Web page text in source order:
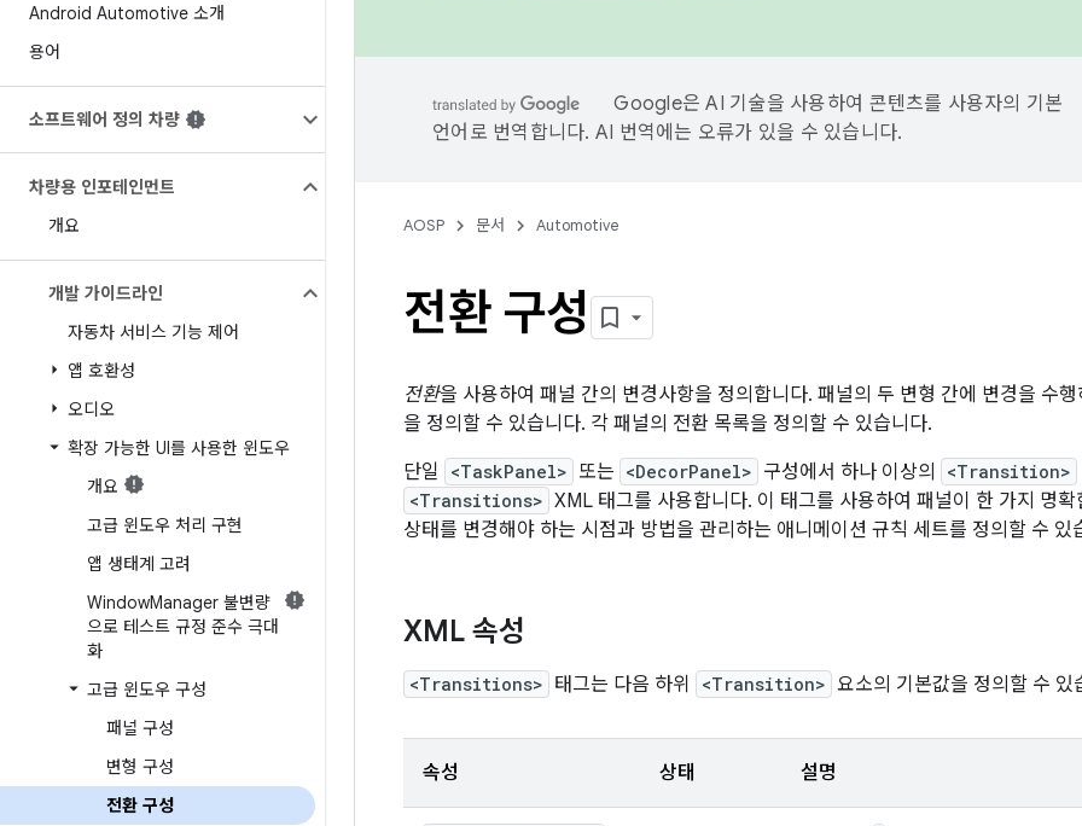
Android Automotive 소개
용어
소프트웨어 정의 차량
차량용 인포테인먼트
개요
개발 가이드라인
자동차 서비스 기능 제어
앱 호환성
오디오
확장 가능한 UI를 사용한 윈도우
개요
고급 윈도우 처리 구현
앱 생태계 고려
WindowManager 불변량
으로 테스트 규정 준수 극대
화
고급 윈도우 구성
패널 구성
변형 구성
전환 구성
Google은 AI 기술을 사용하여 콘텐츠를 사용자의 기본
언어로 번역합니다. AI 번역에는 오류가 있을 수 있습니다.
AOSP 문서 Automotive
전환 구성
전환을 사용하여 패널 간의 변경사항을 정의합니다. 패널의 두 변형 간에 변경을 수
을 정의할 수 있습니다. 각 패널의 전환 목록을 정의할 수 있습니다.
단일
<TaskPanel> 또는 <DecorPanel> 구성에서 하나 이상의 <Transition>
<Transitions> XML 태그를 사용합니다. 이 태그를 사용하여 패널이 한 가지 명
상태를 변경해야 하는 시점과 방법을 관리하는 애니메이션 규칙 세트를 정의할 수 있
XML 속성
<Transitions> 태그는 다음 하위 <Transition> 요소의 기본값을 정의할 수 있
속성 상태 설명